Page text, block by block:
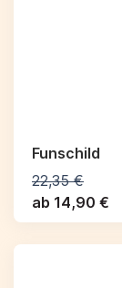
Funschild
22,35 €
ab 14,90 €